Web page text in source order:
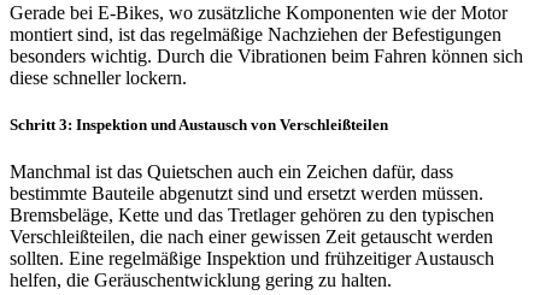
Gerade bei E-Bikes, wo zusätzliche Komponenten wie der Motor
montiert sind, ist das regelmäßige Nachziehen der Befestigungen
besonders wichtig. Durch die Vibrationen beim Fahren können sich
diese schneller lockern.
Schritt 3: Inspektion und Austausch von Verschleißteilen
Manchmal ist das Quietschen auch ein Zeichen dafür, dass
bestimmte Bauteile abgenutzt sind und ersetzt werden müssen.
Bremsbeläge, Kette und das Tretlager gehören zu den typischen
Verschleißteilen, die nach einer gewissen Zeit getauscht werden
sollten. Eine regelmäßige Inspektion und frühzeitiger Austausch
helfen, die Geräuschentwicklung gering zu halten.